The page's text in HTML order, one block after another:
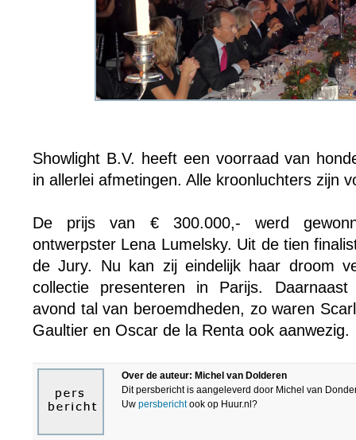
Showlight B.V. heeft een voorraad van
in allerlei afmetingen. Alle kroonluchters zijn
De prijs van € 300.000,- werd
ontwerpster Lena Lumelsky. Uit de tien
de Jury. Nu kan zij eindelijk haar droom
collectie presenteren in Parijs.
avond tal van beroemdheden, zo waren
Gaultier en Oscar de la Renta ook aanwezig.
Over de auteur: Michel van Dolderen
Dit persbericht is aangeleverd door Michel van
Uw persberichtook op Huur.nl?